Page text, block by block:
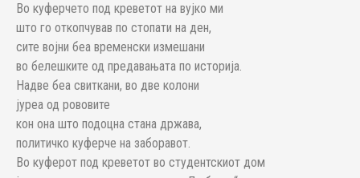
Во куферчето под креветот на вујко ми
што го откопчував по стопати на ден,
сите војни беа временски измешани
во белешките од предавањата по историја.
Надве беа свиткани, во две колони
јуреа од рововите
кон она што подоцна стана држава,
политичко куферче на заборавот.
Во куферот под креветот во студентскиот дом